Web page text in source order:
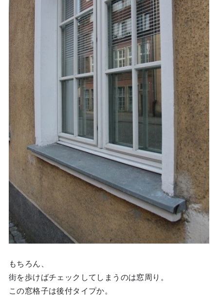
もちろん、
街を歩けばチェックしてしまうのは窓周り。
この窓格子は後付タイプか。